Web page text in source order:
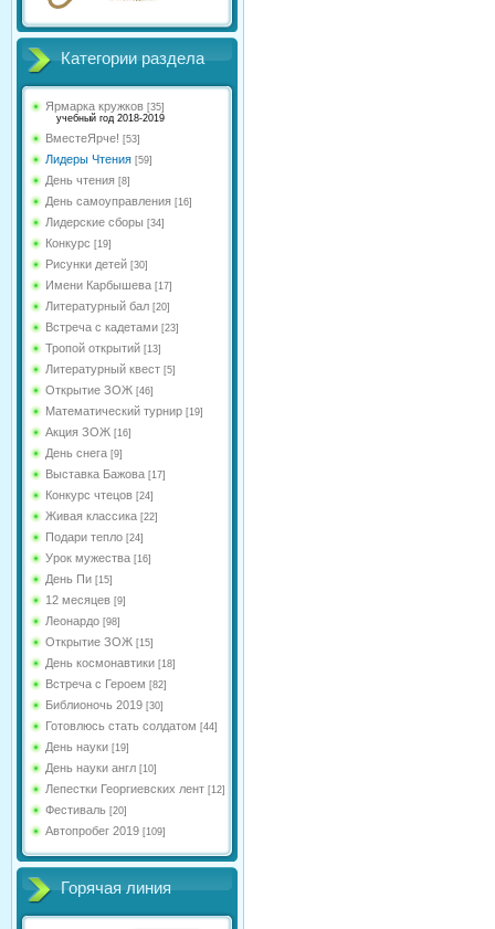
Категории раздела
Ярмарка кружков [35]
учебный год 2018-2019
ВместеЯрче! [53]
Лидеры Чтения [59]
День чтения [8]
День самоуправления [16]
Лидерские сборы [34]
Конкурс [19]
Рисунки детей [30]
Имени Карбышева [17]
Литературный бал [20]
Встреча с кадетами [23]
Тропой открытий [13]
Литературный квест [5]
Открытие ЗОЖ [46]
Математический турнир [19]
Акция ЗОЖ [16]
День снега [9]
Выставка Бажова [17]
Конкурс чтецов [24]
Живая классика [22]
Подари тепло [24]
Урок мужества [16]
День Пи [15]
12 месяцев [9]
Леонардо [98]
Открытие ЗОЖ [15]
День космонавтики [18]
Встреча с Героем [82]
Библионочь 2019 [30]
Готовлюсь стать солдатом [44]
День науки [19]
День науки англ [10]
Лепестки Георгиевских лент [12]
Фестиваль [20]
Автопробег 2019 [109]
Горячая линия